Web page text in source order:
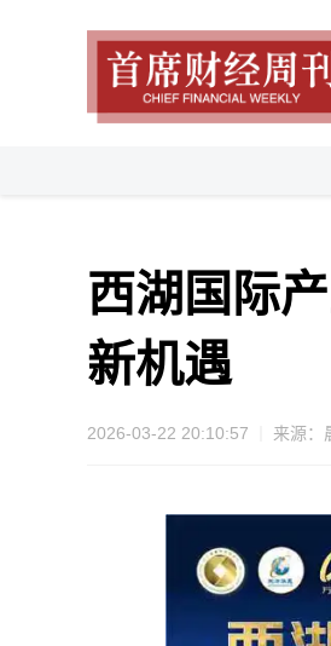
西湖国际
新机遇
2026-03-22 20:10:57 来源：